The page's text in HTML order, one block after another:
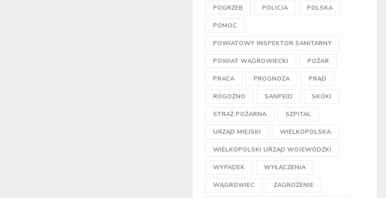
POGRZEB POLICJA POLSKA
POMOC
POWIATOWY INSPEKTOR SANITARNY
POWIAT WĄGROWIECKI POŻAR
PRACA PROGNOZA PRĄD
ROGOŹNO SANPEID SKOKI
STRAŻ POŻARNA SZPITAL
URZĄD MIEJSKI WIELKOPOLSKA
WIELKOPOLSKI URZĄD WOJEWÓDZKI
WYPADEK WYŁĄCZENIA
WĄGROWIEC ZAGROŻENIE